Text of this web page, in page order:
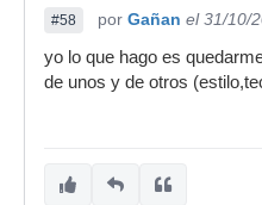
#58 por Gañan el 31/10/
yo lo que hago es
de unos y de otros